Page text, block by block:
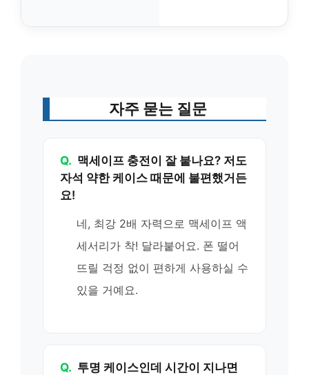
자주 묻는 질문
Q. 맥세이프 충전이 잘 붙나요? 저도
자석 약한 케이스 때문에 불편했거든
요!
네, 최강 2배 자력으로 맥세이프 액
세서리가 착! 달라붙어요. 폰 떨어
뜨릴 걱정 없이 편하게 사용하실 수
있을 거예요.
Q. 투명 케이스인데 시간이 지나면